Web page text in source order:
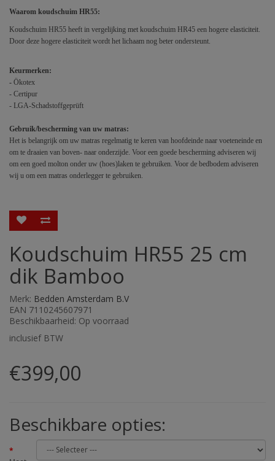
Waarom koudschuim HR55:
Koudschuim HR55 heeft in vergelijking met koudschuim HR45 een hogere elasticiteit.
Door deze hogere elasticiteit wordt het lichaam nog beter ondersteunt.
Keurmerken:
- Ökotex
- Certipur
- LGA-Schadstoffgeprüft
Gebruik/bescherming van uw matras:
Het is belangrijk om uw matras regelmatig te keren van hoofdeinde naar voeteneinde en
om te draaien van boven- naar onderzijde. Voor een goede bescherming adviseren wij
om een goed molton onder uw (hoes)laken te gebruiken. Voor de bedbodem adviseren
wij u om een matras onderlegger te gebruiken.
Koudschuim HR55 25 cm
dik Bamboo
Merk: Bedden Amsterdam B.V
EAN 7110245607971
Beschikbaarheid: Op voorraad
inclusief BTW
€399,00
Beschikbare opties: